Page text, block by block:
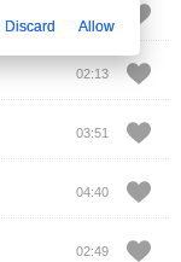
02:13
03:51
04:40
02:49
Discard Allow